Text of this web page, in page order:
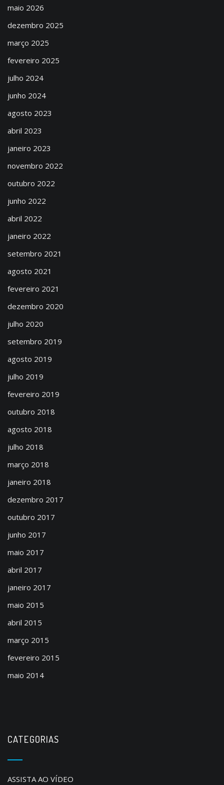
maio 2026
dezembro 2025
março 2025
fevereiro 2025
julho 2024
junho 2024
agosto 2023
abril 2023
janeiro 2023
novembro 2022
outubro 2022
junho 2022
abril 2022
janeiro 2022
setembro 2021
agosto 2021
fevereiro 2021
dezembro 2020
julho 2020
setembro 2019
agosto 2019
julho 2019
fevereiro 2019
outubro 2018
agosto 2018
julho 2018
março 2018
janeiro 2018
dezembro 2017
outubro 2017
junho 2017
maio 2017
abril 2017
janeiro 2017
maio 2015
abril 2015
março 2015
fevereiro 2015
maio 2014
CATEGORIAS
ASSISTA AO VÍDEO